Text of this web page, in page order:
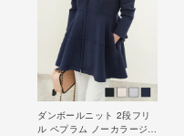
ダンボールニット 2段フリ
ル ペプラム ノーカラージャ